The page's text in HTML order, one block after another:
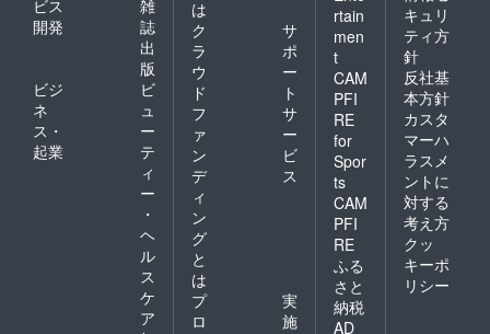
ビス
開発
雑
誌
出
版
ビジ
ネ
ス・
起業
ビ
ュ
ー
テ
ィ
ー
・
ヘ
ル
ス
ケ
ア
は
ク
ラ
ウ
ド
フ
ァ
ン
デ
ィ
ン
グ
と
は
サ
ポ
ー
ト
サ
ー
ビ
ス
プ
ロ
実
施
rtain
men
t
CAM
PFI
RE
for
Spor
ts
CAM
PFI
RE
ふる
さと
納税
AD
キュリ
ティ方
針
反社基
本方針
カスタ
マーハ
ラスメ
ントに
対する
考え方
クッ
キーポ
リシー